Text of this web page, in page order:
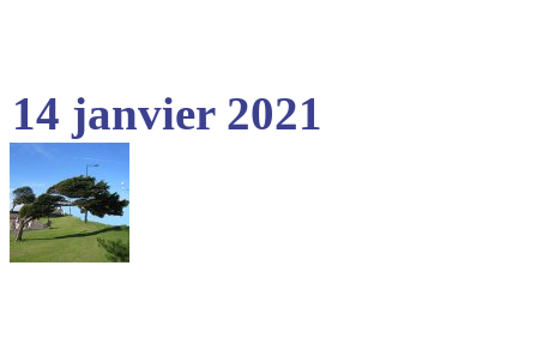
14 janvier 2021